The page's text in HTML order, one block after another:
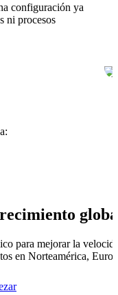
configuración ya
ni procesos
para mejorar la
en Norteamérica,